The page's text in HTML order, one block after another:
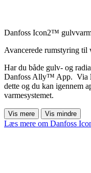
Danfoss Icon2™
Avancerede rumstyring til
Har du både gulv- og
Danfoss Ally™ App. Via
dette og du kan igennem
varmesystemet.
Vis mere Vis mindre
Læs mere om Danfoss